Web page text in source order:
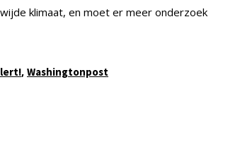
klimaat, en moet er meer onderzoek
, Washingtonpost